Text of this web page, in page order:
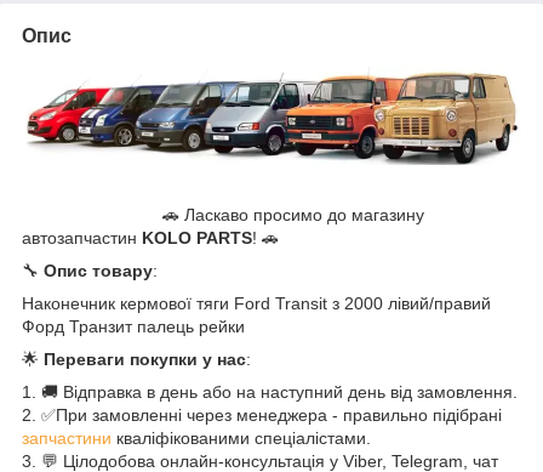
Опис
🚗 Ласкаво просимо до магазину
автозапчастин KOLO PARTS! 🚗
🔧 Опис товару:
Наконечник кермової тяги Ford Transit з 2000 лівий/правий
Форд Транзит палець рейки
🌟 Переваги покупки у нас:
1. 🚚 Відправка в день або на наступний день від замовлення.
2. ✅При замовленні через менеджера - правильно підібрані
запчастини кваліфікованими спеціалістами.
3. 💬 Цілодобова онлайн-консультація у Viber, Telegram, чат